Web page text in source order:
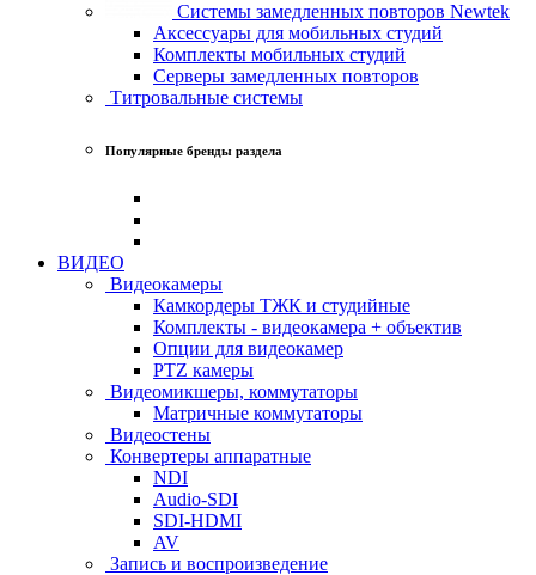
Системы замедленных повторов Newtek
Аксессуары для мобильных студий
Комплекты мобильных студий
Серверы замедленных повторов
Титровальные системы
Популярные бренды раздела
ВИДЕО
Видеокамеры
Камкордеры ТЖК и студийные
Комплекты - видеокамера + объектив
Опции для видеокамер
PTZ камеры
Видеомикшеры, коммутаторы
Матричные коммутаторы
Видеостены
Конвертеры аппаратные
NDI
Audio-SDI
SDI-HDMI
AV
Запись и воспроизведение